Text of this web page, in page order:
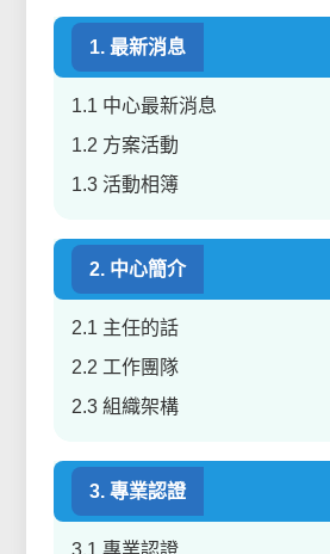
1. 最新消息
1.1 中心最新消息
1.2 方案活動
1.3 活動相簿
2. 中心簡介
2.1 主任的話
2.2 工作團隊
2.3 組織架構
3. 專業認證
3.1 專業認證